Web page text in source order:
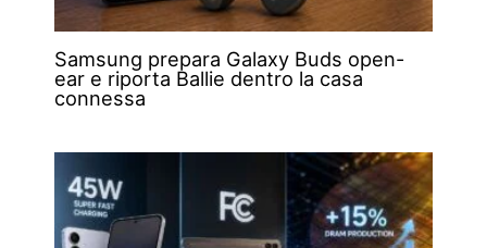
Samsung prepara Galaxy Buds open-
ear e riporta Ballie dentro la casa
connessa